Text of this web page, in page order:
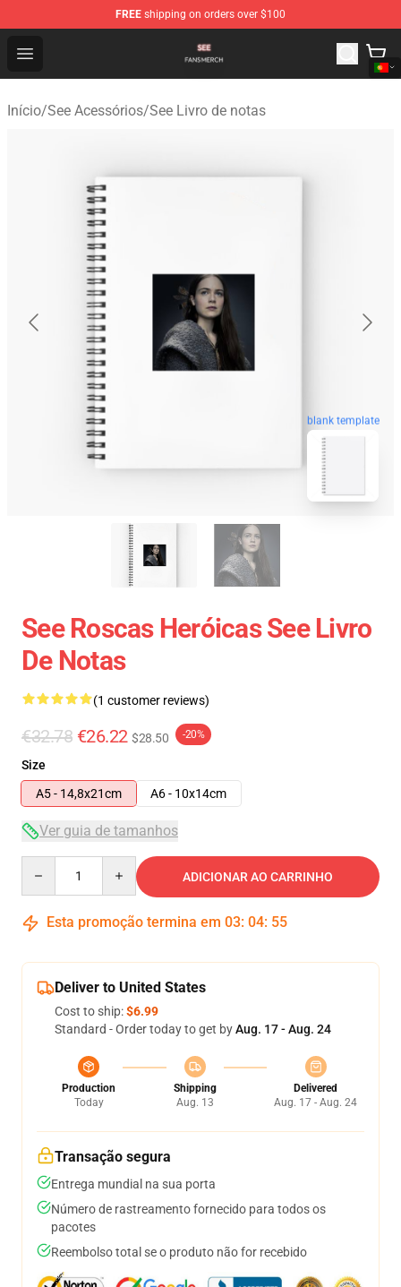
FREE shipping on orders over $100
Open menu
See Shop - Official See Merchandise Store
Início/See Acessórios/See Livro de notas
blank template
See Roscas Heróicas See Livro
De Notas
(1 customer reviews)
€32.78 €26.22 $28.50 -20%
Size
A5 - 14,8x21cm
A6 - 10x14cm
Ver guia de tamanhos
ADICIONAR AO CARRINHO
Esta promoção termina em 03: 04: 55
Deliver to United States
Cost to ship:$6.99
Standard - Order today to get byAug. 17 - Aug. 24
Production
Today
Shipping
Aug. 13
Delivered
Aug. 17 - Aug. 24
Transação segura
Entrega mundial na sua porta
Número de rastreamento fornecido para todos os
pacotes
Reembolso total se o produto não for recebido